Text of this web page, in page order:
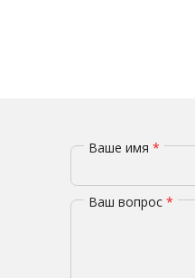
Ваше имя*
Ваш вопрос*